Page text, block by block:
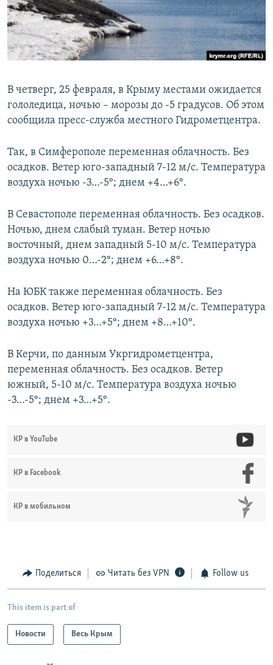
ПОБЕДИТЕЛЕЙ НЕ СУДЯТ?
КРЫМ.НЕПОКОРЕННЫЙ
ELIFBE
ПРИСОЕДИНЯЙТЕСЬ!
Все сайты RFE/RL
В четверг, 25 февраля, в Крыму местами ожидается
гололедица, ночью – морозы до -5 градусов. Об этом
сообщила пресс-служба местного Гидрометцентра.
Так, в Симферополе переменная облачность. Без
осадков. Ветер юго-западный 7-12 м/с. Температура
воздуха ночью -3…-5°; днем +4…+6°.
В Севастополе переменная облачность. Без осадков.
Ночью, днем слабый туман. Ветер ночью
восточный, днем западный 5-10 м/с. Температура
воздуха ночью 0…-2°; днем +6…+8°.
На ЮБК также переменная облачность. Без
осадков. Ветер юго-западный 7-12 м/с. Температура
воздуха ночью +3…+5°; днем +8…+10°.
В Керчи, по данным Укргидрометцентра,
переменная облачность. Без осадков. Ветер
южный, 5-10 м/с. Температура воздуха ночью
-3…-5°; днем +3…+5°.
КР в YouTube
КР в Facebook
КР в мобильном
Поделиться Читать без VPN Follow us
This item is part of
Новости Весь Крым